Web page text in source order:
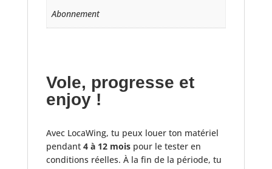
Abonnement
Vole, progresse et
enjoy !
Avec LocaWing, tu peux louer ton matériel
pendant 4 à 12 moispour le tester en
conditions réelles. À la fin de la période, tu